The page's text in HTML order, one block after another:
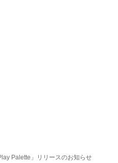
Palette」リリースのお知らせ